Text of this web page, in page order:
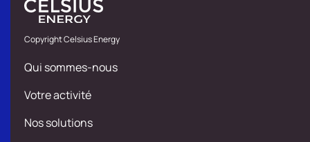
Copyright Celsius Energy
Qui sommes-nous
Votre activité
Nos solutions